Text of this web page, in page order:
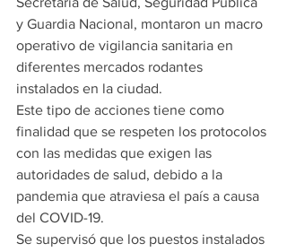
y Guardia Nacional, montaron un macro
operativo de vigilancia sanitaria en
diferentes mercados rodantes
instalados en la ciudad.
Este tipo de acciones tiene como
finalidad que se respeten los protocolos
con las medidas que exigen las
autoridades de salud, debido a la
pandemia que atraviesa el país a causa
del COVID-19.
Se supervisó que los puestos instalados